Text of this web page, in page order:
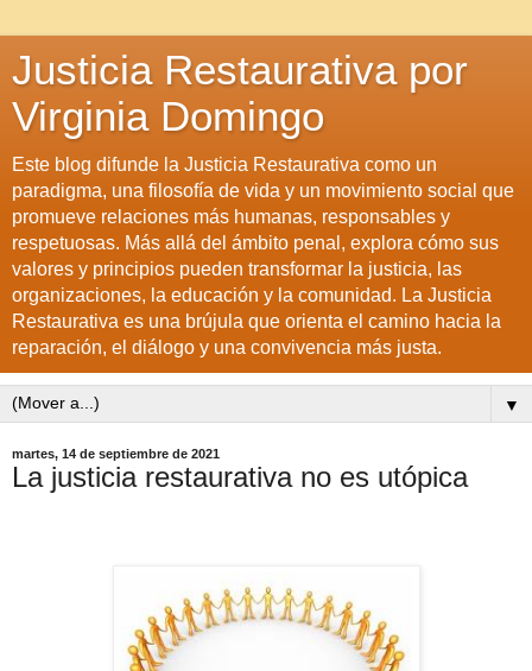
Justicia Restaurativa por
Virginia Domingo
Este blog difunde la Justicia Restaurativa como un
paradigma, una filosofía de vida y un movimiento social que
promueve relaciones más humanas, responsables y
respetuosas. Más allá del ámbito penal, explora cómo sus
valores y principios pueden transformar la justicia, las
organizaciones, la educación y la comunidad. La Justicia
Restaurativa es una brújula que orienta el camino hacia la
reparación, el diálogo y una convivencia más justa.
▼
martes, 14 de septiembre de 2021
La justicia restaurativa no es utópica